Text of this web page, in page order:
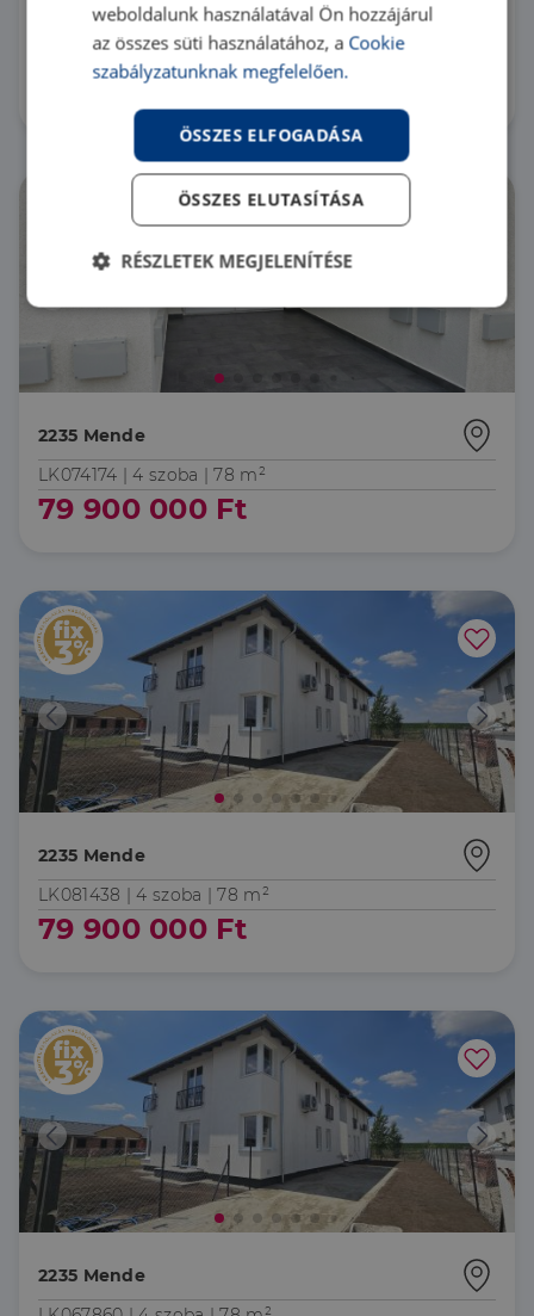
2235 Mende Nincs utca
HZ040251 |2 szoba| 53 m²
36 600 000 Ft
2235 Mende
LK074174 |4 szoba | 78 m²
79 900 000 Ft
2235 Mende
LK081438 |4 szoba | 78 m²
79 900 000 Ft
2235 Mende
weboldalunk használatával Ön hozzájárul
az összes süti használatához, a Cookie
szabályzatunknak megfelelően.
ÖSSZES ELFOGADÁSA
ÖSSZES ELUTASÍTÁSA
RÉSZLETEK MEGJELENÍTÉSE
Elengedhetetlenül
szükséges
Teljesítmény
Elengedhetetlenül szükséges
Teljesítmény
Célzás
Funkcionalitás
Az elengedhetetlenül szükséges sütik lehetővé teszik
a webhely alapvető funkcióit, például a felhasználói
bejelentkezést és a fiókkezelést. A weboldal nem
használható megfelelően az elengedhetetlenül
szükséges sütik nélkül.
Név
Szolgáltató/
Domain
Lejárat
alapvető célokra
történő
felhasználásához
hozzájárulás
Script.com
szolgáltatás
használja a
látogatói cookie-
k beleegyezési
beállításainak
emlékezésére.
Szükséges, hogy
a Cookie-
Script.com
cookie banner
megfelelően
működjön.
Google
Privacy Policy